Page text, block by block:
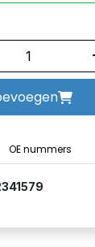
OE nummers